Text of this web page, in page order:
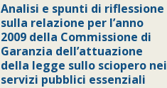
Analisi e spunti di riflessione
sulla relazione per l’anno
2009 della Commissione di
Garanzia dell’attuazione
della legge sullo sciopero nei
servizi pubblici essenziali